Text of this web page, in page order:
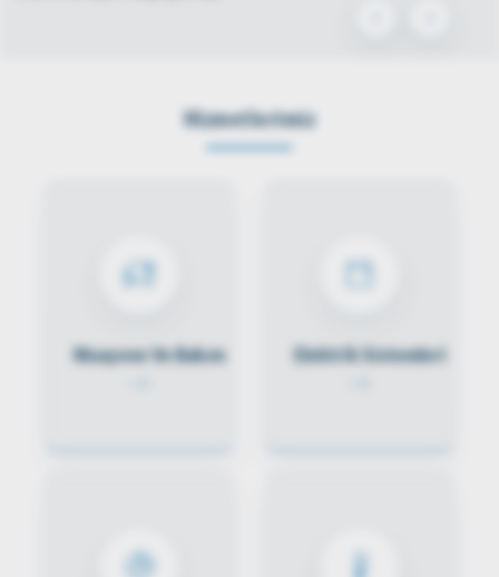
Hizmetlerimiz
Muayene Ve Bakım Elektrik Sistemleri